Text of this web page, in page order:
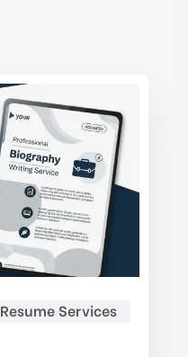
Resume Services